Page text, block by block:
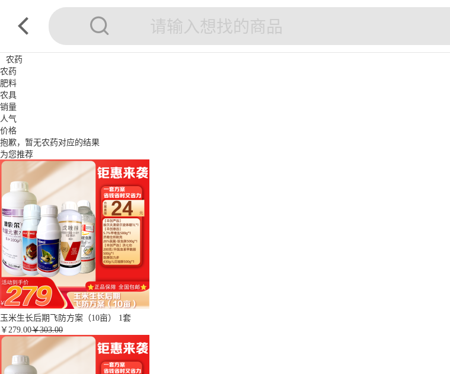
农药
农药
肥料
农具
销量
人气
价格
抱歉，暂无农药对应的结果
为您推荐
玉米生长后期飞防方案（10亩） 1套
￥ 279.00￥303.00